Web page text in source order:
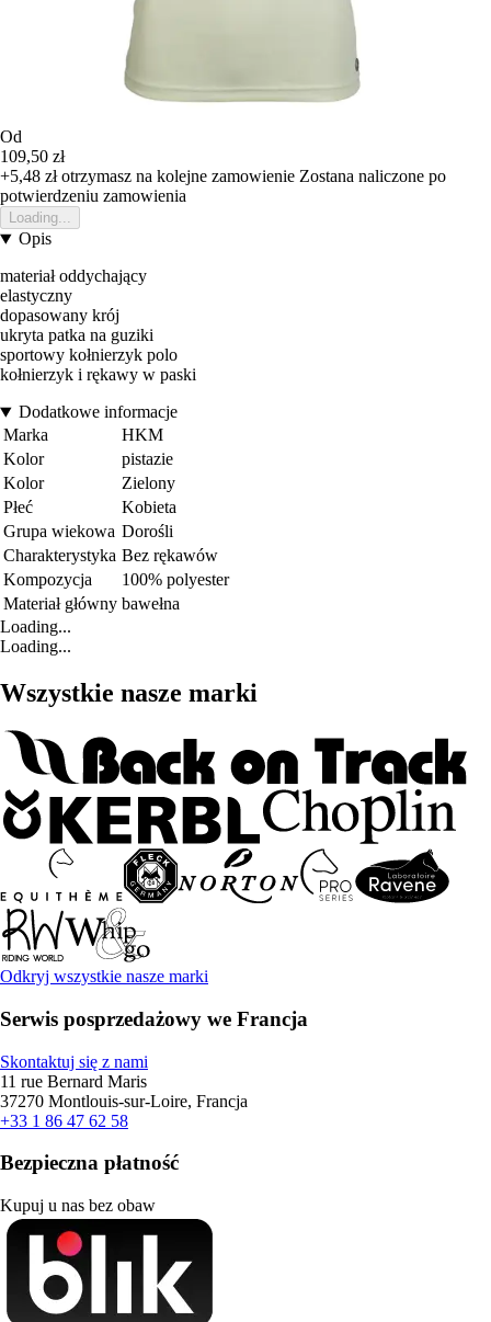
Od
109,50 zł
+5,48 złotrzymasz na kolejne zamowienie Zostana naliczone po
potwierdzeniu zamowienia
Loading...
Opis
materiał oddychający
elastyczny
dopasowany krój
ukryta patka na guziki
sportowy kołnierzyk polo
kołnierzyk i rękawy w paski
Dodatkowe informacje
Marka
HKM
Kolor
pistazie
Kolor
Zielony
Płeć
Kobieta
Grupa wiekowa Dorośli
Charakterystyka Bez rękawów
Kompozycja
100% polyester
Materiał główny bawełna
Loading...
Loading...
Wszystkie nasze marki
Odkryj wszystkie nasze marki
Serwis posprzedażowy we Francja
Skontaktuj się z nami
11 rue Bernard Maris
37270 Montlouis-sur-Loire, Francja
+33 1 86 47 62 58
Bezpieczna płatność
Kupuj u nas bez obaw